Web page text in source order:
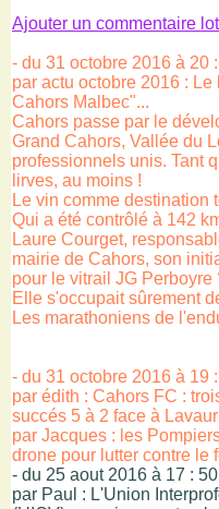
Ajouter un commentaire
- du 31 octobre 2016 à 20
par actu octobre 2016 :
Cahors Malbec"...
Cahors passe par le
Grand Cahors, Vallée du
professionnels unis. Tant
lirves, au moins !
Le vin comme destination
Qui a été contrôlé à 142
Laure Courget,
mairie de Cahors, son
pour le vitrail JG Perboyre
Elle s'occupait sûrement
Les marathoniens de
- du 31 octobre 2016 à 19
par édith : Cahors FC :
succés 5 à 2 face à Lavaur
par Jacques : les
drone pour lutter contre le
- du 25 aout 2016 à 17 : 50
par Paul : L'Union